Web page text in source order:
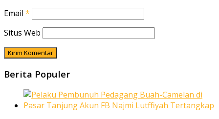
Email *
Situs Web
Berita Populer